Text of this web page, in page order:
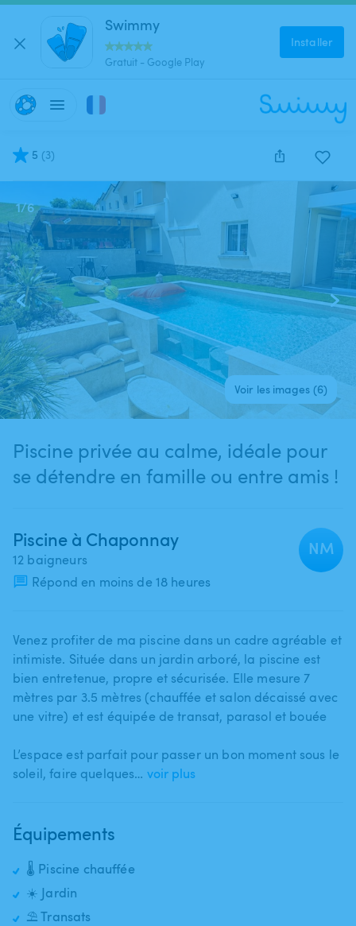
Swimmy
Gratuit - Google Play
Installer
5 (3)
1/6
Voir les images (6)
Piscine privée au calme, idéale pour
se détendre en famille ou entre amis !
Piscine à Chaponnay
12 baigneurs
Répond en moins de 18 heures
NM
Venez profiter de ma piscine dans un cadre agréable et
intimiste. Située dans un jardin arboré​,​ la piscine est
bien entretenue​,​ propre et sécurisée. Elle mesure 7
mètres par 3.5 mètres (chauffée et salon décaissé avec
une vitre) et est équipée de transat​,​ parasol et bouée
L’espace est parfait pour passer un bon moment sous le
soleil​,​ faire quelques… voir plus
Équipements
🌡️ Piscine chauffée
☀️ Jardin
⛱️ Transats